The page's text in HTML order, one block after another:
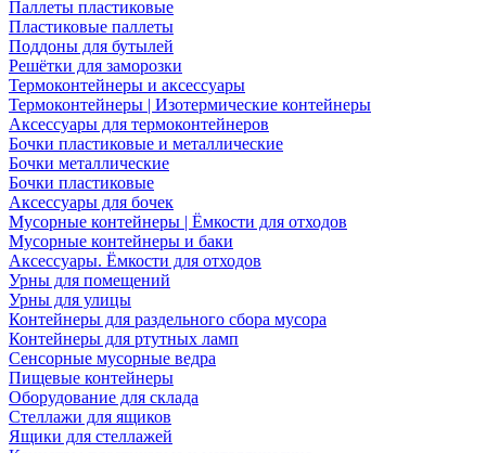
Паллеты пластиковые
Пластиковые паллеты
Поддоны для бутылей
Решётки для заморозки
Термоконтейнеры и аксессуары
Термоконтейнеры | Изотермические контейнеры
Аксессуары для термоконтейнеров
Бочки пластиковые и металлические
Бочки металлические
Бочки пластиковые
Аксессуары для бочек
Мусорные контейнеры | Ёмкости для отходов
Мусорные контейнеры и баки
Аксессуары. Ёмкости для отходов
Урны для помещений
Урны для улицы
Контейнеры для раздельного сбора мусора
Контейнеры для ртутных ламп
Сенсорные мусорные ведра
Пищевые контейнеры
Оборудование для склада
Стеллажи для ящиков
Ящики для стеллажей